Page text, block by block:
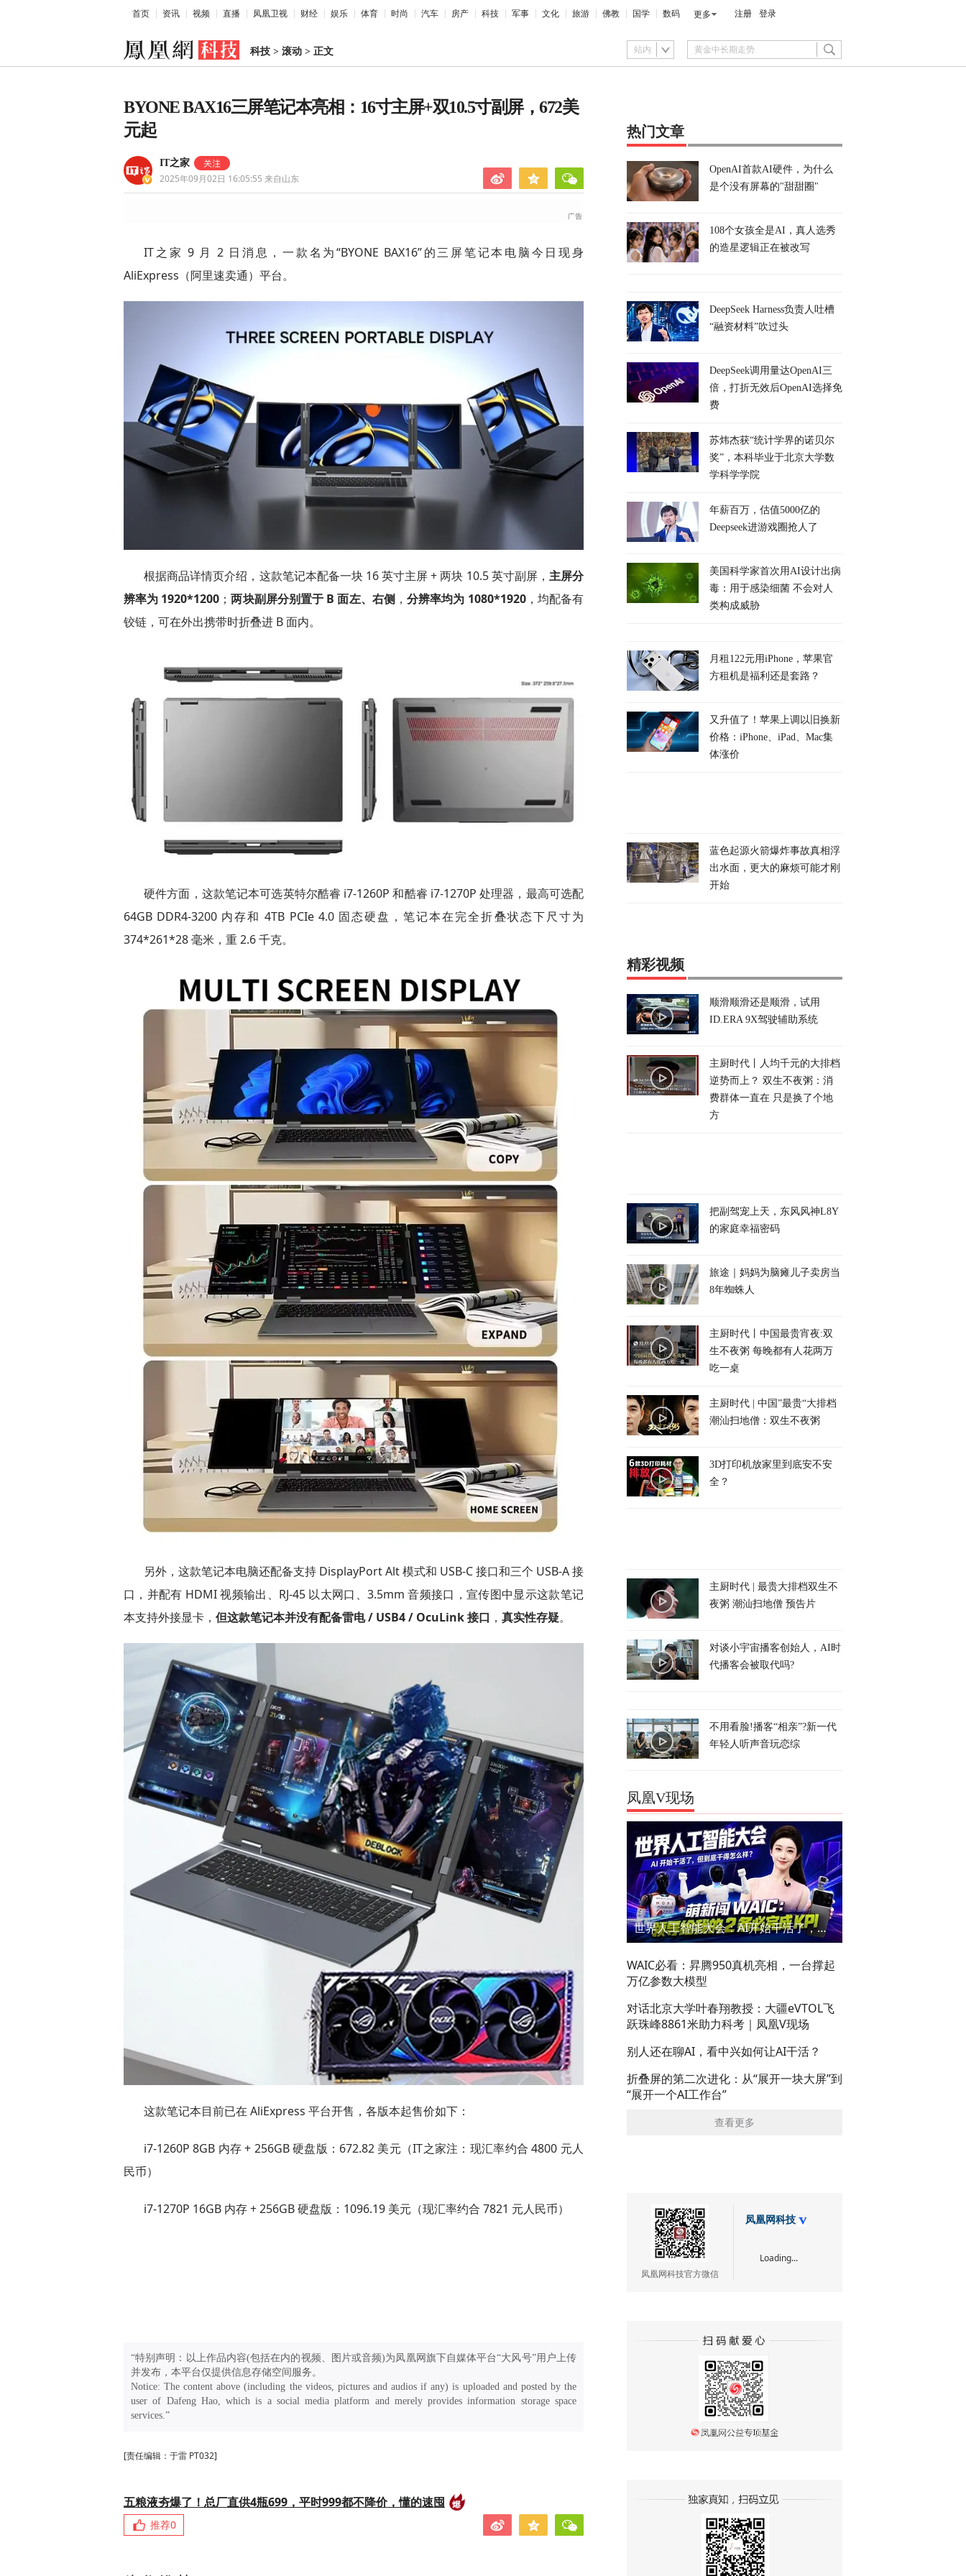
首页 资讯 视频 直播 凤凰卫视 财经 娱乐 体育 时尚 汽车 房产 科技 军事 文化 旅游 佛教 国学 数码 更多 注册 登录
科技 > 滚动 > 正文 站内
BYONE BAX16三屏笔记本亮相：16寸主屏+双10.5寸副屏，672美
元起
IT之家
2025年09月02日 16:05:55 来自山东
IT之家 9 月 2 日消息，一款名为“BYONE BAX16”的三屏笔记本电脑今日现身
AliExpress（阿里速卖通）平台。
根据商品详情页介绍，这款笔记本配备一块 16 英寸主屏 + 两块 10.5 英寸副屏， 主屏分
辨率为 1920*1200 ；两块副屏分别置于 B 面左、右侧， 分辨率均为 1080*1920，均配备有
铰链，可在外出携带时折叠进 B 面内。
硬件方面，这款笔记本可选英特尔酷睿 i7-1260P 和酷睿 i7-1270P 处理器，最高可选配
64GB DDR4-3200 内存和 4TB PCIe 4.0 固态硬盘，笔记本在完全折叠状态下尺寸为
374*261*28 毫米，重 2.6 千克。
另外，这款笔记本电脑还配备支持 DisplayPort Alt 模式和 USB-C 接口和三个 USB-A 接
口，并配有 HDMI 视频输出、RJ-45 以太网口、3.5mm 音频接口，宣传图中显示这款笔记
本支持外接显卡， 但这款笔记本并没有配备雷电 / USB4 / OcuLink 接口 ， 真实性存疑。
这款笔记本目前已在 AliExpress 平台开售，各版本起售价如下：
i7-1260P 8GB 内存 + 256GB 硬盘版：672.82 美元（IT之家注：现汇率约合 4800 元人
民币）
i7-1270P 16GB 内存 + 256GB 硬盘版：1096.19 美元（现汇率约合 7821 元人民币）
“特别声明：以上作品内容(包括在内的视频、图片或音频)为凤凰网旗下自媒体平台“大风号”用户上传
并发布，本平台仅提供信息存储空间服务。
Notice: The content above (including the videos, pictures and audios if any) is uploaded and posted by the
user of Dafeng Hao, which is a social media platform and merely provides information storage space
services.”
[责任编辑：于雷 PT032]
五粮液夯爆了！总厂直供4瓶699，平时999都不降价，懂的速囤
推荐0
热门文章
OpenAI首款AI硬件，为什么
是个没有屏幕的"甜甜圈"
108个女孩全是AI，真人选秀
的造星逻辑正在被改写
DeepSeek Harness负责人吐槽
“融资材料”吹过头
DeepSeek调用量达OpenAI三
倍，打折无效后OpenAI选择免
费
苏炜杰获“统计学界的诺贝尔
奖”，本科毕业于北京大学数
学科学学院
年薪百万，估值5000亿的
Deepseek进游戏圈抢人了
美国科学家首次用AI设计出病
毒：用于感染细菌 不会对人
类构成威胁
月租122元用iPhone，苹果官
方租机是福利还是套路？
又升值了！苹果上调以旧换新
价格：iPhone、iPad、Mac集
体涨价
蓝色起源火箭爆炸事故真相浮
出水面，更大的麻烦可能才刚
开始
精彩视频
顺滑顺滑还是顺滑，试用
ID.ERA 9X驾驶辅助系统
主厨时代丨人均千元的大排档
逆势而上？ 双生不夜粥：消
费群体一直在 只是换了个地
方
把副驾宠上天，东风风神L8Y
的家庭幸福密码
旅途｜妈妈为脑瘫儿子卖房当
8年蜘蛛人
主厨时代丨中国最贵宵夜:双
生不夜粥 每晚都有人花两万
吃一桌
主厨时代 | 中国”最贵“大排档
潮汕扫地僧：双生不夜粥
3D打印机放家里到底安不安
全？
主厨时代 | 最贵大排档双生不
夜粥 潮汕扫地僧 预告片
对谈小宇宙播客创始人，AI时
代播客会被取代吗?
不用看脸!播客“相亲”?新一代
年轻人听声音玩恋综
凤凰V现场
世界人工智能大会：AI开始干活了，但到底干的怎么样？萌新闯WAIC
WAIC必看：昇腾950真机亮相，一台撑起
万亿参数大模型
对话北京大学叶春翔教授：大疆eVTOL飞
跃珠峰8861米助力科考｜凤凰V现场
别人还在聊AI，看中兴如何让AI干活？
折叠屏的第二次进化：从“展开一块大屏”到
“展开一个AI工作台”
查看更多
凤凰网科技官方微信
凤凰网科技
Loading...